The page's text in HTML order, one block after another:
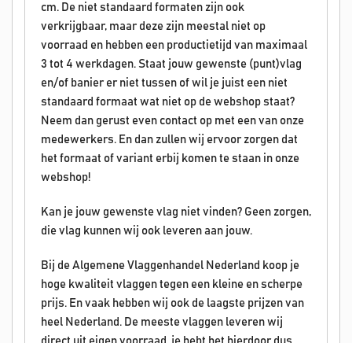
cm. De niet standaard formaten zijn ook
verkrijgbaar, maar deze zijn meestal niet op
voorraad en hebben een productietijd van maximaal
3 tot 4 werkdagen. Staat jouw gewenste (punt)vlag
en/of banier er niet tussen of wil je juist een niet
standaard formaat wat niet op de webshop staat?
Neem dan gerust even contact op met een van onze
medewerkers. En dan zullen wij ervoor zorgen dat
het formaat of variant erbij komen te staan in onze
webshop!
Kan je jouw gewenste vlag niet vinden? Geen zorgen,
die vlag kunnen wij ook leveren aan jouw.
Bij de Algemene Vlaggenhandel Nederland koop je
hoge kwaliteit vlaggen tegen een kleine en scherpe
prijs. En vaak hebben wij ook de laagste prijzen van
heel Nederland. De meeste vlaggen leveren wij